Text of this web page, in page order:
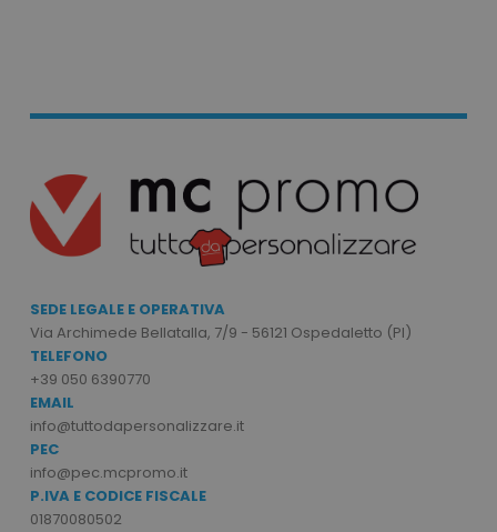
SEDE LEGALE E OPERATIVA
Via Archimede Bellatalla, 7/9 - 56121 Ospedaletto (PI)
TELEFONO
+39 050 6390770
EMAIL
info@tuttodapersonalizzare.it
PEC
info@pec.mcpromo.it
P.IVA E CODICE FISCALE
01870080502
recently_viewed_product_previous
Adobe Inc.
Google Privacy Policy